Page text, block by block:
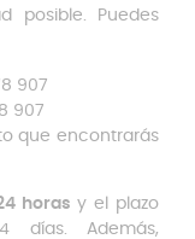
posible. Puedes
907
907
que encontrarás
horasy el plazo
días.
Además,